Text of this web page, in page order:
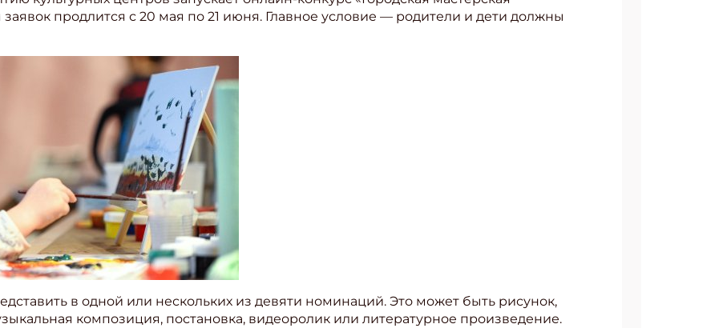
продлится с 20 мая по 21 июня. Главное условие — родители и дети должны
в одной или нескольких из девяти номинаций. Это может быть рисунок,
композиция, постановка, видеоролик или литературное произведение.